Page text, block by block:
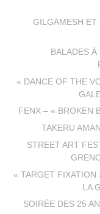
GILGAMESH ET
BALADES
« DANCE OF THE
FENX – « BROKEN
TAKERU
STREET ART
« TARGET FIXATION
LA
SOIRÉE DES 25